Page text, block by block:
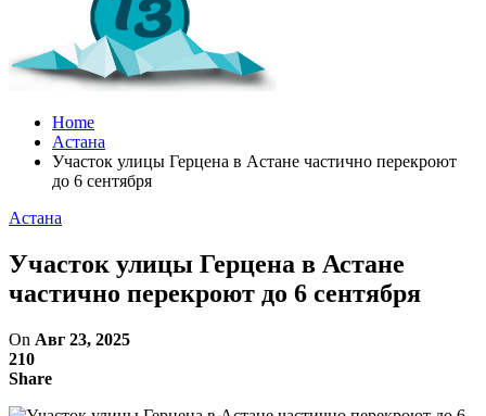
Home
Астана
Участок улицы Герцена в Астане частично перекроют
до 6 сентября
Астана
Участок улицы Герцена в Астане
частично перекроют до 6 сентября
On Авг 23, 2025
210
Share